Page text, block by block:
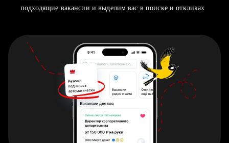
подходящие вакансии и выделим вас в поиске и откликах